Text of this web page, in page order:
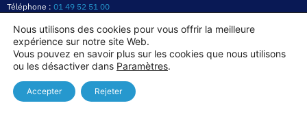
Téléphone : 01 49 52 51 00
Politique de confidentialitéMentions légales
Copyright© 2026
Nous utilisons des cookies pour vous offrir la meilleure
expérience sur notre site Web.
Vous pouvez en savoir plus sur les cookies que nous utilisons
ou les désactiver dans Paramètres.
Accepter Rejeter